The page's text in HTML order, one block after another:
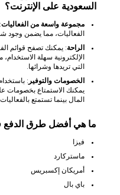
السعودية على الإنترنت؟
مجموعة واسعة من الفعاليات
الفعاليات، مما يضمن وجود
الراحة: يمكنك تصفح قوائم
الإلكترونية سهلة
التي تريدها وشرائها.
الخصومات والتوفير :
يمكنك الاستمتاع بخصومات
المال بينما تستمتع
ما هي أفضل طرق الدفع
فيزا
ماستركارد
أمريكان إكسبريس
باي بال